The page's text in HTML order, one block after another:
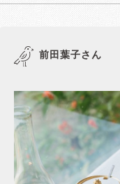
前田葉子さん